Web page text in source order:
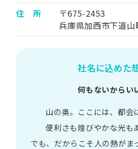
住 所
〒675-2453
兵庫県加西市下道
社名に込めた
何もないからい
山の​奥。​ここには、​都会
便利さも煌びやかな​光も​
でも、​だから​こそ 人の​熱が​ま